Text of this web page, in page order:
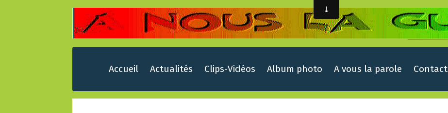
Accueil Actualités Clips-Vidéos Album photo A vous la parole Contact